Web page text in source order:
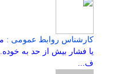
کارشناس روابط عمومی :
یا فشار بیش از حد به خوده.
ف...